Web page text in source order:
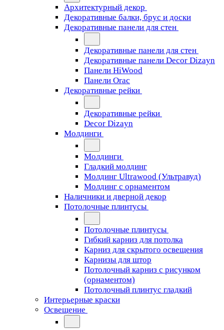
Архитектурный декор
Декоративные балки, брус и доски
Декоративные панели для стен
Декоративные панели для стен
Декоративные панели Decor Dizayn
Панели HiWood
Панели Orac
Декоративные рейки
Декоративные рейки
Decor Dizayn
Молдинги
Молдинги
Гладкий молдинг
Молдинг Ultrawood (Ультравуд)
Молдинг с орнаментом
Наличники и дверной декор
Потолочные плинтусы
Потолочные плинтусы
Гибкий карниз для потолка
Карниз для скрытого освещения
Карнизы для штор
Потолочный карниз с рисунком
(орнаментом)
Потолочный плинтус гладкий
Интерьерные краски
Освещение